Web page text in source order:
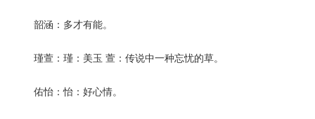
韶涵：多才有能。
瑾萱：瑾：美玉 萱：传说中一种忘忧的草。
佑怡：怡：好心情。